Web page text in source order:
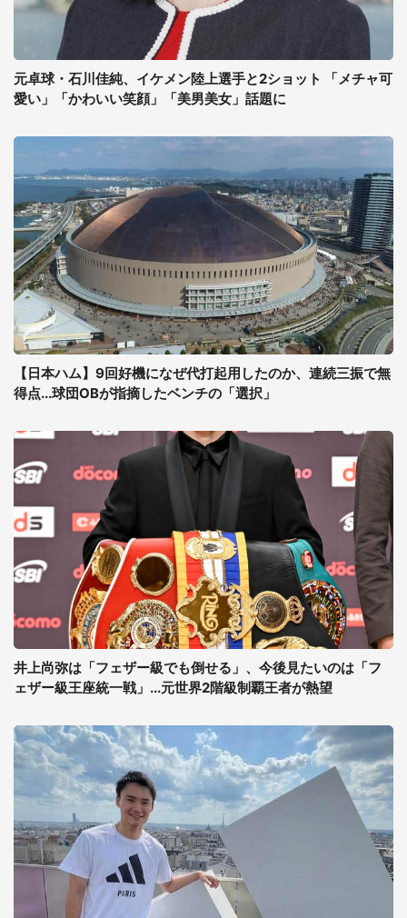
元卓球・石川佳純、イケメン陸上選手と2ショット 「メチャ可
愛い」「かわいい笑顔」「美男美女」話題に
【日本ハム】9回好機になぜ代打起用したのか、連続三振で無
得点...球団OBが指摘したベンチの「選択」
井上尚弥は「フェザー級でも倒せる」、今後見たいのは「フ
ェザー級王座統一戦」...元世界2階級制覇王者が熱望